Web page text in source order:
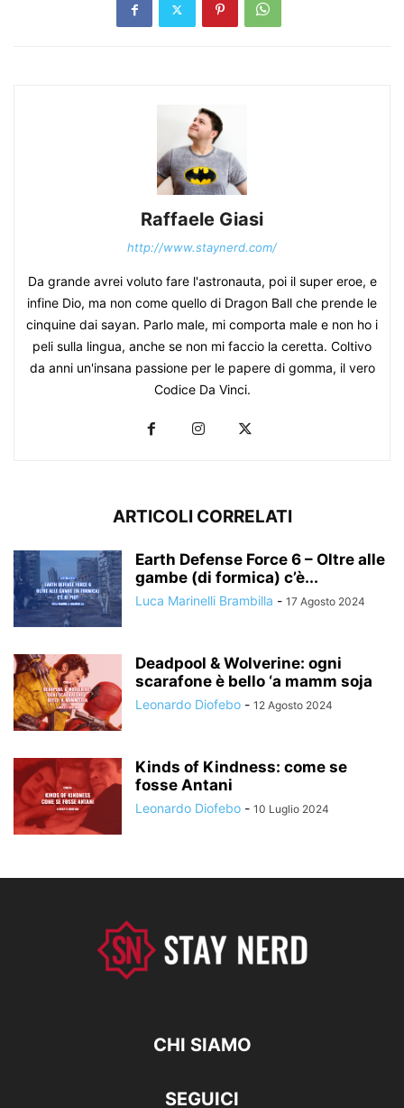
Raffaele Giasi
http://www.staynerd.com/
Da grande avrei voluto fare l'astronauta, poi il super eroe, e
infine Dio, ma non come quello di Dragon Ball che prende le
cinquine dai sayan. Parlo male, mi comporta male e non ho i
peli sulla lingua, anche se non mi faccio la ceretta. Coltivo
da anni un'insana passione per le papere di gomma, il vero
Codice Da Vinci.
ARTICOLI CORRELATI
Earth Defense Force 6 – Oltre alle
gambe (di formica) c’è...
Luca Marinelli Brambilla - 17 Agosto 2024
Deadpool & Wolverine: ogni
scarafone è bello ‘a mamm soja
Leonardo Diofebo - 12 Agosto 2024
Kinds of Kindness: come se
fosse Antani
Leonardo Diofebo - 10 Luglio 2024
CHI SIAMO
SEGUICI